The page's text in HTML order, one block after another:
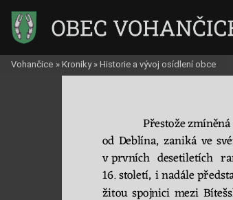
Přestože zmíněná
od Deblína, zaniká ve
v prvních desetiletích
16. století, i nadále př
žitou spojnici mezi
Vohančice » Kroniky » Historie a vývoj osídlení obce